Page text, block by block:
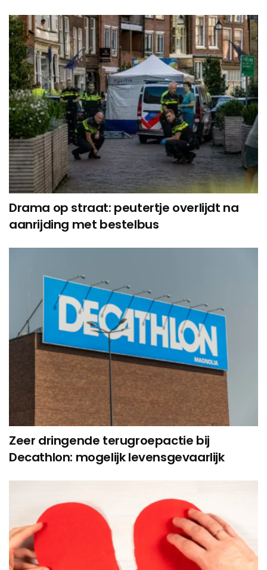
Drama op straat: peutertje overlijdt na
aanrijding met bestelbus
Zeer dringende terugroepactie bij
Decathlon: mogelijk levensgevaarlijk